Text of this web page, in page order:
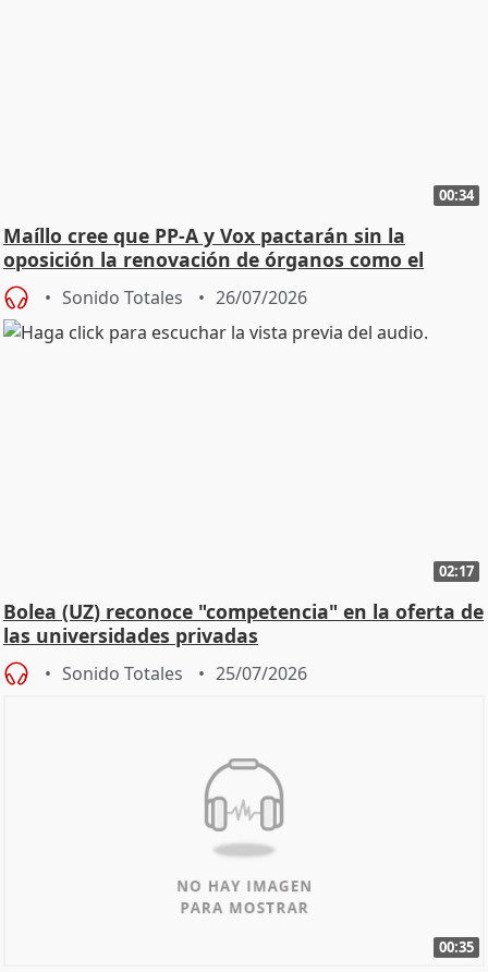
00:34
Maíllo cree que PP-A y Vox pactarán sin la
oposición la renovación de órganos como el
Defensor
Sonido Totales 26/07/2026
02:17
Bolea (UZ) reconoce "competencia" en la oferta de
las universidades privadas
Sonido Totales 25/07/2026
00:35